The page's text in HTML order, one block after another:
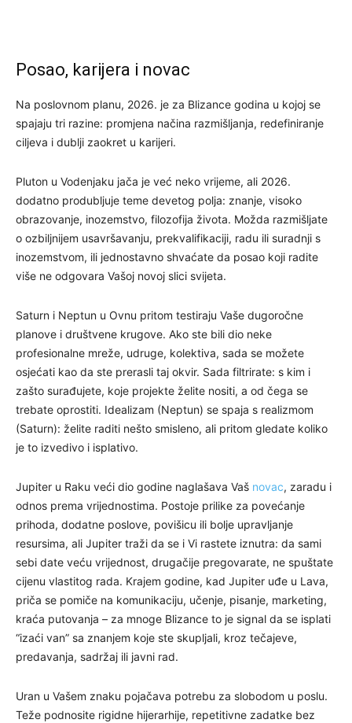
Posao, karijera i novac
Na poslovnom planu, 2026. je za Blizance godina u kojoj se
spajaju tri razine: promjena načina razmišljanja, redefiniranje
ciljeva i dublji zaokret u karijeri.
Pluton u Vodenjaku jača je već neko vrijeme, ali 2026.
dodatno produbljuje teme devetog polja: znanje, visoko
obrazovanje, inozemstvo, filozofija života. Možda razmišljate
o ozbiljnijem usavršavanju, prekvalifikaciji, radu ili suradnji s
inozemstvom, ili jednostavno shvaćate da posao koji radite
više ne odgovara Vašoj novoj slici svijeta.
Saturn i Neptun u Ovnu pritom testiraju Vaše dugoročne
planove i društvene krugove. Ako ste bili dio neke
profesionalne mreže, udruge, kolektiva, sada se možete
osjećati kao da ste prerasli taj okvir. Sada filtrirate: s kim i
zašto surađujete, koje projekte želite nositi, a od čega se
trebate oprostiti. Idealizam (Neptun) se spaja s realizmom
(Saturn): želite raditi nešto smisleno, ali pritom gledate koliko
je to izvedivo i isplativo.
Jupiter u Raku veći dio godine naglašava Vaš novac, zaradu i
odnos prema vrijednostima. Postoje prilike za povećanje
prihoda, dodatne poslove, povišicu ili bolje upravljanje
resursima, ali Jupiter traži da se i Vi rastete iznutra: da sami
sebi date veću vrijednost, drugačije pregovarate, ne spuštate
cijenu vlastitog rada. Krajem godine, kad Jupiter uđe u Lava,
priča se pomiče na komunikaciju, učenje, pisanje, marketing,
kraća putovanja – za mnoge Blizance to je signal da se isplati
“izaći van” sa znanjem koje ste skupljali, kroz tečajeve,
predavanja, sadržaj ili javni rad.
Uran u Vašem znaku pojačava potrebu za slobodom u poslu.
Teže podnosite rigidne hijerarhije, repetitivne zadatke bez